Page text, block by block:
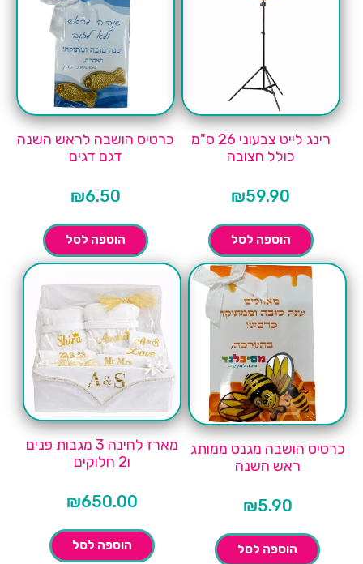
רינג לייט צבעוני 26 ס"מ
כולל חצובה
₪59.90
הוספה לסל
כרטיס הושבה לראש השנה
דגם דגים
₪6.50
הוספה לסל
כרטיס הושבה מגנט ממותג
ראש השנה
₪5.90
הוספה לסל
מארז לחינה 3 מגבות פנים
ו2 חלוקים
₪650.00
הוספה לסל